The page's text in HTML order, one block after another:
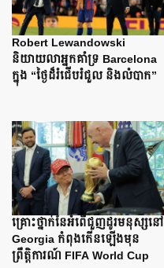
Robert Lewandowski
និយាយលាអ្នកគាំទ្រ Barcelona
ក្នុង “ថ្ងៃដ៏រំជើបរំជួល និងលំបាក”
គ្រោះថ្នាក់នៃអំពើជួញដូរមនុស្សនៅ
Georgia កំពុងកើនឡើងមុន
ព្រឹត្តិការណ៍ FIFA World Cup